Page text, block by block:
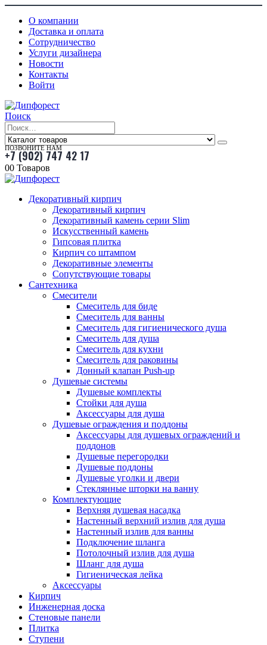
О компании
Доставка и оплата
Сотрудничество
Услуги дизайнера
Новости
Контакты
Войти
Поиск
ПОЗВОНИТЕ НАМ
+7 (902) 747 42 17
00 Товаров
Декоративный кирпич
Декоративный кирпич
Декоративный камень серии Slim
Искусственный камень
Гипсовая плитка
Кирпич со штампом
Декоративные элементы
Сопутствующие товары
Сантехника
Смесители
Смеситель для биде
Смеситель для ванны
Смеситель для гигиенического душа
Смеситель для душа
Смеситель для кухни
Смеситель для раковины
Донный клапан Push-up
Душевые системы
Душевые комплекты
Стойки для душа
Аксессуары для душа
Душевые ограждения и поддоны
Аксессуары для душевых ограждений и
поддонов
Душевые перегородки
Душевые поддоны
Душевые уголки и двери
Стеклянные шторки на ванну
Комплектующие
Верхняя душевая насадка
Настенный верхний излив для душа
Настенный излив для ванны
Подключение шланга
Потолочный излив для душа
Шланг для душа
Гигиеническая лейка
Аксессуары
Кирпич
Инженерная доска
Стеновые панели
Плитка
Ступени